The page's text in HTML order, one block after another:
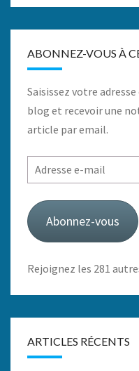
ABONNEZ-VOUS À
Saisissez votre
blog et recevoir une
article par email.
Adresse
e-
mail
Abonnez-vous
Rejoignez les 281
ARTICLES RÉCENTS